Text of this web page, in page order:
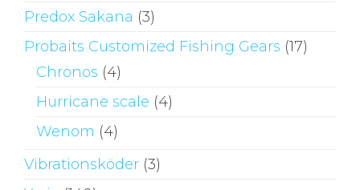
Predox Sakana (3)
Probaits Customized Fishing Gears (17)
Chronos (4)
Hurricane scale (4)
Wenom (4)
Vibrationsköder (3)